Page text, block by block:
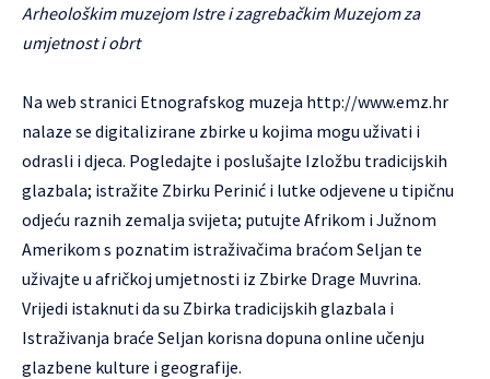
Arheološkim muzejom Istre i zagrebačkim Muzejom za
umjetnost i obrt
Na web stranici Etnografskog muzeja http://www.emz.hr
nalaze se digitalizirane zbirke u kojima mogu uživati i
odrasli i djeca. Pogledajte i poslušajte Izložbu tradicijskih
glazbala; istražite Zbirku Perinić i lutke odjevene u tipičnu
odjeću raznih zemalja svijeta; putujte Afrikom i Južnom
Amerikom s poznatim istraživačima braćom Seljan te
uživajte u afričkoj umjetnosti iz Zbirke Drage Muvrina.
Vrijedi istaknuti da su Zbirka tradicijskih glazbala i
Istraživanja braće Seljan korisna dopuna online učenju
glazbene kulture i geografije.